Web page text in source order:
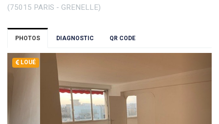
(75015 PARIS - GRENELLE)
PHOTOS DIAGNOSTIC QR CODE
LOUÉ